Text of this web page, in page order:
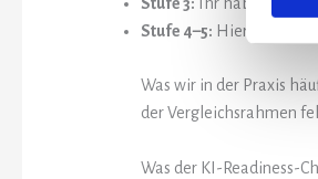
Stufe 4–5: Hier geht es
Was wir in der Praxis
der Vergleichsrahmen
Was der KI-Readiness-